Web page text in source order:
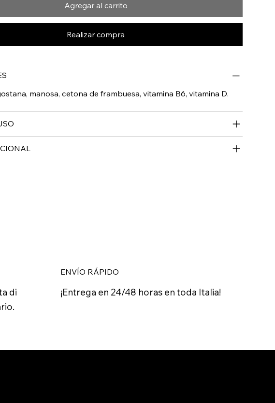
Agregar al carrito
Realizar compra
manosa, cetona de frambuesa, vitamina B6, vitamina D.
di
ENVÍO RÁPIDO
¡Entrega en 24/48 horas en toda Italia!